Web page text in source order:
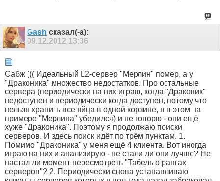
Gash сказал(-а):
09.12.2012 13:36
Сабж ((( Идеальный L2-сервер "Мерлин" помер, а у
"Драконика" множество недостатков. Про остальные
сервера (периодически на них играю, когда "Драконик"
недоступен и периодически когда доступен, потому что
нельзя хранить все яйца в одной корзине, я в этом на
примере "Мерлина" убедился) и не говорю - они ещё
хуже "Драконика". Поэтому я продолжаю поиски
серверов. И здесь поиск идёт по трём пунктам. 1.
Помимо "Драконика" у меня ещё 4 клиента. Вот иногда
играю на них и анализирую - не стали ли они лучше? Не
настал ли момент пересмотреть "Табель о рангах
серверов"? 2. Периодически снова устанавливаю